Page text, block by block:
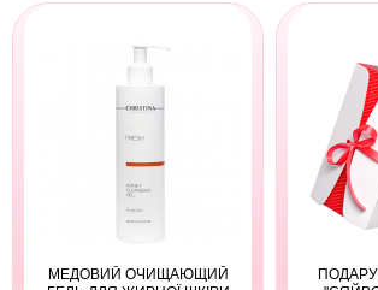
МЕДОВИЙ ОЧИЩАЮЩИЙ